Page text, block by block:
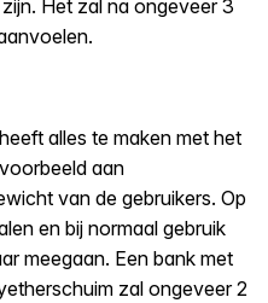
Het zal na ongeveer 3
alles te maken met het
aan
van de gebruikers. Op
en bij normaal gebruik
meegaan. Een bank met
zal ongeveer 2